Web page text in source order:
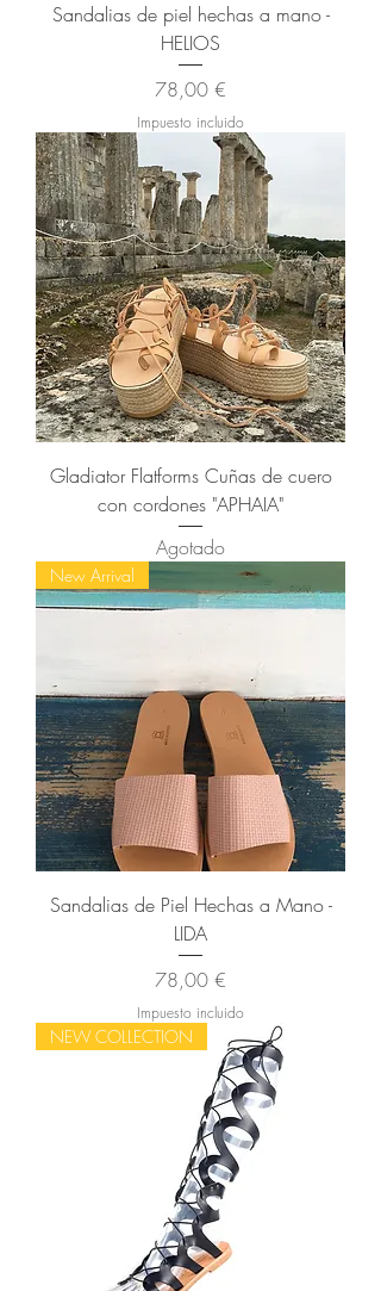
Sandalias de piel hechas a mano -
HELIOS
Precio
78,00 €
Impuesto incluido
Gladiator Flatforms Cuñas de cuero
con cordones "APHAIA"
Agotado
New Arrival
Sandalias de Piel Hechas a Mano -
LIDA
Precio
78,00 €
Impuesto incluido
NEW COLLECTION